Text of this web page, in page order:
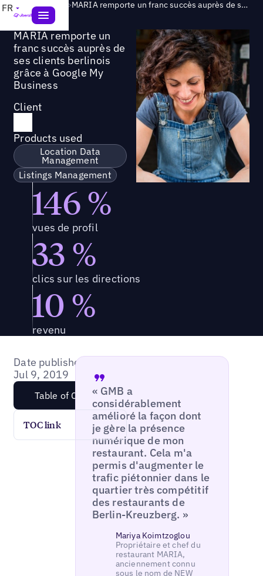
FR Success Story > MARIA remporte un franc succès auprès de ses clients berlinois grâce à Google My Business
MARIA remporte un
franc succès auprès de
ses clients berlinois
grâce à Google My
Business
Client
Products used
Location Data
Management
Listings Management
146 %
vues de profil
33 %
clics sur les directions
10 %
revenu
Date published:
Jul 9, 2019
Table of Content
TOC link
« GMB a
considérablement
amélioré la façon dont
je gère la présence
numérique de mon
restaurant. Cela m'a
permis d'augmenter le
trafic piétonnier dans le
quartier très compétitif
des restaurants de
Berlin-Kreuzberg. »
Mariya Koimtzoglou
Propriétaire et chef du
restaurant MARIA,
anciennement connu
sous le nom de NEW